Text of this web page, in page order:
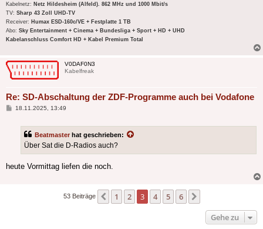
Kabelnetz: Netz Hildesheim (Alfeld). 862 MHz und 1000 Mbit/s
TV: Sharp 43 Zoll UHD-TV
Receiver: Humax ESD-160c/VE + Festplatte 1 TB
Abo: Sky Entertainment + Cinema + Bundesliga + Sport + HD + UHD
Kabelanschluss Comfort HD + Kabel Premium Total
V0DAF0N3
Kabelfreak
Re: SD-Abschaltung der ZDF-Programme auch bei Vodafone
Beitrag
18.11.2025, 13:49
Beatmaster hat geschrieben:
Über Sat die D-Radios auch?
heute Vormittag liefen die noch.
53 Beiträge Vorherige
1 2 3 4 5 6
Gehe zu